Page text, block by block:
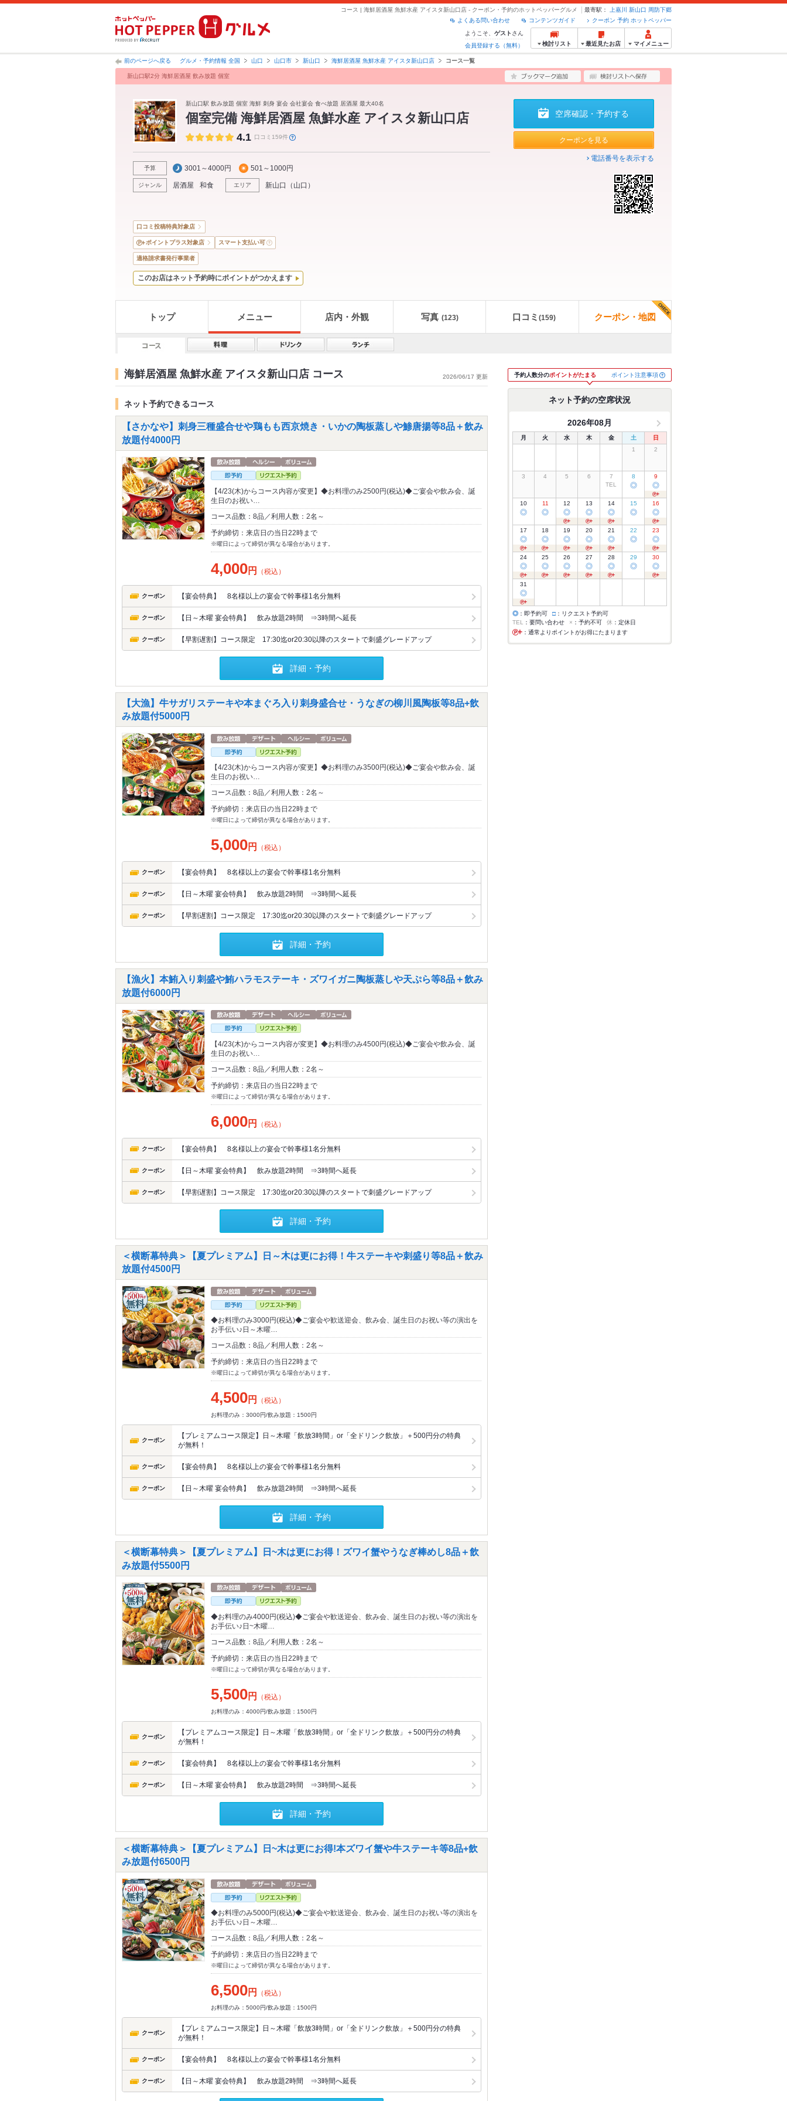
コース | 海鮮居酒屋 魚鮮水産 アイスタ新山口店 - クーポン・予約のホットペッパーグルメ 最寄駅： 上嘉川 新山口 周防下郷
クーポン 予約 ホットペッパー
コンテンツガイド
よくある問い合わせ
ようこそ、 ゲスト さん
会員登録する（無料）
検討リスト 最近見たお店 マイメニュー
前のページへ戻る グルメ・予約情報 全国 山口 山口市 新山口 海鮮居酒屋 魚鮮水産 アイスタ新山口店 コース一覧
新山口駅2分 海鮮居酒屋 飲み放題 個室
新山口駅 飲み放題 個室 海鮮 刺身 宴会 会社宴会 食べ放題 居酒屋 最大40名
個室完備 海鮮居酒屋 魚鮮水産 アイスタ新山口店
4.1 口コミ159件
予算 3001～4000円 501～1000円
ジャンル 居酒屋 和食 エリア 新山口 （ 山口 ）
空席確認・予約する
クーポンを見る
電話番号を表示する
口コミ投稿特典対象店
ポイントプラス対象店 スマート支払い可
適格請求書発行事業者
このお店はネット予約時にポイントがつかえます
トップ メニュー 店内・外観 写真 (123) 口コミ (159) クーポン・地図
海鮮居酒屋 魚鮮水産 アイスタ新山口店 コース 2026/06/17 更新
ネット予約できるコース
【さかなや】刺身三種盛合せや鶏もも西京焼き・いかの陶板蒸しや鯵唐揚等8品＋飲み
放題付4000円
【4/23(木)からコース内容が変更】◆お料理のみ2500円(税込)◆ご宴会や飲み会、誕
生日のお祝い…
コース品数：8品／利用人数：2名～
予約締切：来店日の当日22時まで
※曜日によって締切が異なる場合があります。
4,000円 （税込）
クーポン 【宴会特典】 8名様以上の宴会で幹事様1名分無料
クーポン 【日～木曜 宴会特典】 飲み放題2時間 ⇒3時間へ延長
クーポン 【早割遅割】コース限定 17:30迄or20:30以降のスタートで刺盛グレードアップ
詳細・予約
【大漁】牛サガリステーキや本まぐろ入り刺身盛合せ・うなぎの柳川風陶板等8品+飲
み放題付5000円
【4/23(木)からコース内容が変更】◆お料理のみ3500円(税込)◆ご宴会や飲み会、誕
生日のお祝い…
コース品数：8品／利用人数：2名～
予約締切：来店日の当日22時まで
※曜日によって締切が異なる場合があります。
5,000円 （税込）
クーポン 【宴会特典】 8名様以上の宴会で幹事様1名分無料
クーポン 【日～木曜 宴会特典】 飲み放題2時間 ⇒3時間へ延長
クーポン 【早割遅割】コース限定 17:30迄or20:30以降のスタートで刺盛グレードアップ
詳細・予約
【漁火】本鮪入り刺盛や鮪ハラモステーキ・ズワイガニ陶板蒸しや天ぷら等8品＋飲み
放題付6000円
【4/23(木)からコース内容が変更】◆お料理のみ4500円(税込)◆ご宴会や飲み会、誕
生日のお祝い…
コース品数：8品／利用人数：2名～
予約締切：来店日の当日22時まで
※曜日によって締切が異なる場合があります。
6,000円 （税込）
クーポン 【宴会特典】 8名様以上の宴会で幹事様1名分無料
クーポン 【日～木曜 宴会特典】 飲み放題2時間 ⇒3時間へ延長
クーポン 【早割遅割】コース限定 17:30迄or20:30以降のスタートで刺盛グレードアップ
詳細・予約
＜横断幕特典＞【夏プレミアム】日～木は更にお得！牛ステーキや刺盛り等8品＋飲み
放題付4500円
◆お料理のみ3000円(税込)◆ご宴会や歓送迎会、飲み会、誕生日のお祝い等の演出を
お手伝い♪日～木曜…
コース品数：8品／利用人数：2名～
予約締切：来店日の当日22時まで
※曜日によって締切が異なる場合があります。
4,500円 （税込）
お料理のみ：3000円/飲み放題：1500円
クーポン
【プレミアムコース限定】日～木曜「飲放3時間」or「全ドリンク飲放」＋500円分の特典
が無料！
クーポン 【宴会特典】 8名様以上の宴会で幹事様1名分無料
クーポン 【日～木曜 宴会特典】 飲み放題2時間 ⇒3時間へ延長
詳細・予約
＜横断幕特典＞【夏プレミアム】日~木は更にお得！ズワイ蟹やうなぎ棒めし8品＋飲
み放題付5500円
◆お料理のみ4000円(税込)◆ご宴会や歓送迎会、飲み会、誕生日のお祝い等の演出を
お手伝い♪日~木曜…
コース品数：8品／利用人数：2名～
予約締切：来店日の当日22時まで
※曜日によって締切が異なる場合があります。
5,500円 （税込）
お料理のみ：4000円/飲み放題：1500円
クーポン
【プレミアムコース限定】日～木曜「飲放3時間」or「全ドリンク飲放」＋500円分の特典
が無料！
クーポン 【宴会特典】 8名様以上の宴会で幹事様1名分無料
クーポン 【日～木曜 宴会特典】 飲み放題2時間 ⇒3時間へ延長
詳細・予約
＜横断幕特典＞【夏プレミアム】日~木は更にお得!本ズワイ蟹や牛ステーキ等8品+飲
み放題付6500円
◆お料理のみ5000円(税込)◆ご宴会や歓送迎会、飲み会、誕生日のお祝い等の演出を
お手伝い♪日～木曜…
コース品数：8品／利用人数：2名～
予約締切：来店日の当日22時まで
※曜日によって締切が異なる場合があります。
6,500円 （税込）
お料理のみ：5000円/飲み放題：1500円
クーポン
【プレミアムコース限定】日～木曜「飲放3時間」or「全ドリンク飲放」＋500円分の特典
が無料！
クーポン 【宴会特典】 8名様以上の宴会で幹事様1名分無料
クーポン 【日～木曜 宴会特典】 飲み放題2時間 ⇒3時間へ延長
予約人数分のポイントがたまる ポイント注意事項
ネット予約の空席状況
2026年08月
月 火 水 木 金 土
日
1
2
3 4 5 6
7
TEL
8
◎
9
◎
10
◎
11
◎
12
◎
13
◎
14
◎
15
◎
16
◎
17
◎
18
◎
19
◎
20
◎
21
◎
22
◎
23
◎
24
◎
25
◎
26
◎
27
◎
28
◎
29
◎
30
◎
31
◎
◎ ：即予約可 □ ：リクエスト予約可
TEL
：要問い合わせ × ：予約不可 休 ：定休日
：通常よりポイントがお得にたまります